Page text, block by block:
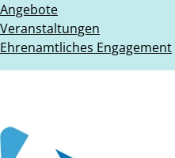
Angebote
Veranstaltungen
Ehrenamtliches Engagement